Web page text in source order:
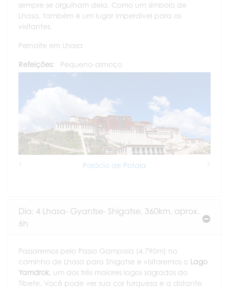
sempre se orgulham dela. Como um símbolo de
Lhasa, também é um lugar imperdível para os
visitantes.
Pernoite em Lhasa
Refeições: Pequeno-almoço
Palácio de Potala
Dia: 4 Lhasa- Gyantse- Shigatse, 360km, aprox.
6h
Passaremos pelo Passo Gampala (4.790m) no
caminho de Lhasa para Shigatse e visitaremos o Lago
Yamdrok, um dos três maiores lagos sagrados do
Tibete. Você pode ver sua cor turquesa e a distante